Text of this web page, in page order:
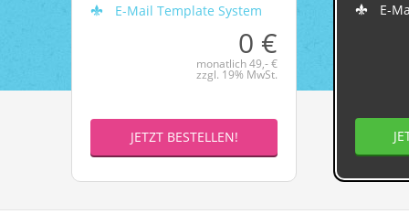
E-Mail Template System
0 €
monatlich 49,- €
zzgl. 19% MwSt.
JETZT BESTELLEN!
E-